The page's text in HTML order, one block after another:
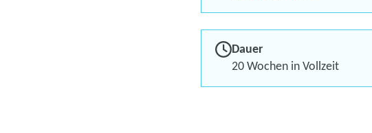
Dauer
20 Wochen in Vollzeit